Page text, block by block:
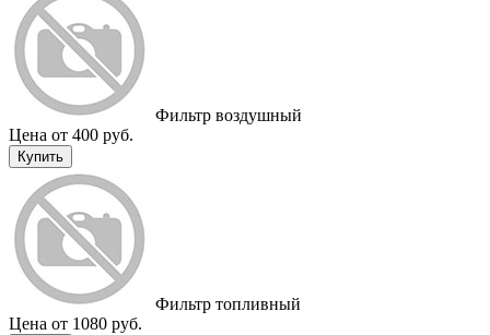
Фильтр воздушный
Цена от 400 руб.
Купить
Фильтр топливный
Цена от 1080 руб.